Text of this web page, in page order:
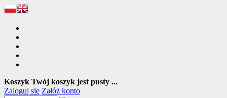
Koszyk Twój koszyk jest pusty ...
Zaloguj się Załóż konto